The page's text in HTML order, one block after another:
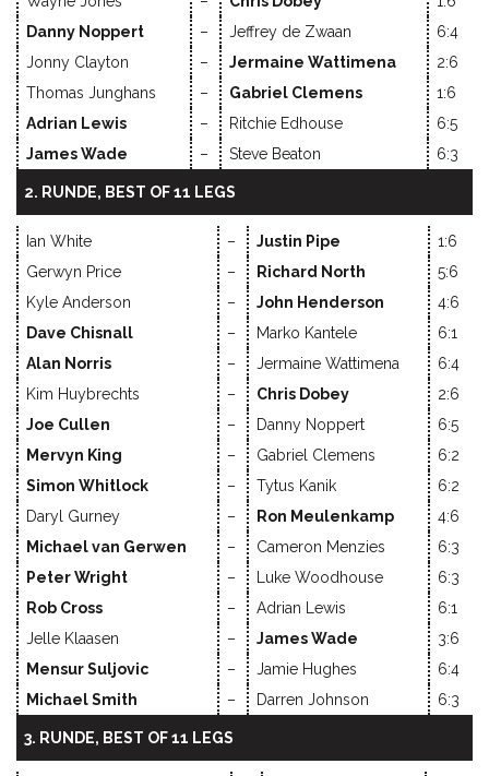
Danny Noppert
– Jeffrey de Zwaan
6:4
Jonny Clayton
– Jermaine Wattimena
2:6
Thomas Junghans
– Gabriel Clemens
1:6
Adrian Lewis
– Ritchie Edhouse
6:5
James Wade
– Steve Beaton 6:3
2. RUNDE, BEST OF 11 LEGS
Ian White – Justin Pipe
1:6
Gerwyn Price
– Richard North
5:6
Kyle Anderson
– John Henderson
4:6
Dave Chisnall
– Marko Kantele
6:1
Alan Norris
– Jermaine Wattimena
6:4
Kim Huybrechts
– Chris Dobey
2:6
Joe Cullen
– Danny Noppert
6:5
Mervyn King
– Gabriel Clemens
6:2
Simon Whitlock
– Tytus Kanik
6:2
Daryl Gurney
– Ron Meulenkamp
4:6
Michael van Gerwen
– Cameron Menzies
6:3
Peter Wright
– Luke Woodhouse
6:3
Rob Cross
– Adrian Lewis
6:1
Jelle Klaasen
– James Wade
3:6
Mensur Suljovic
– Jamie Hughes
6:4
Michael Smith
– Darren Johnson 6:3
3. RUNDE, BEST OF 11 LEGS